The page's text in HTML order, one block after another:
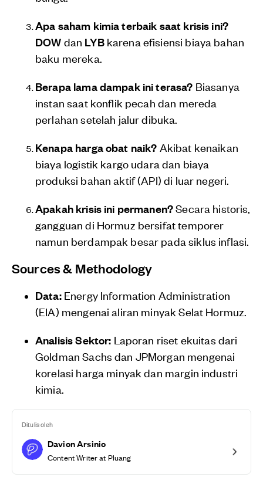
Apa saham kimia terbaik saat krisis ini?
DOW dan LYBkarena efisiensi biaya bahan
baku mereka.
Berapa lama dampak ini terasa? Biasanya
instan saat konflik pecah dan mereda
perlahan setelah jalur dibuka.
Kenapa harga obat naik? Akibat kenaikan
biaya logistik kargo udara dan biaya
produksi bahan aktif (API) di luar negeri.
Apakah krisis ini permanen?Secara historis,
gangguan di Hormuz bersifat temporer
namun berdampak besar pada siklus inflasi.
Sources & Methodology
Data:Energy Information Administration
(EIA) mengenai aliran minyak Selat Hormuz.
Analisis Sektor: Laporan riset ekuitas dari
Goldman Sachs dan JPMorgan mengenai
korelasi harga minyak dan margin industri
kimia.
Ditulis oleh
Davion Arsinio
Content Writer at Pluang